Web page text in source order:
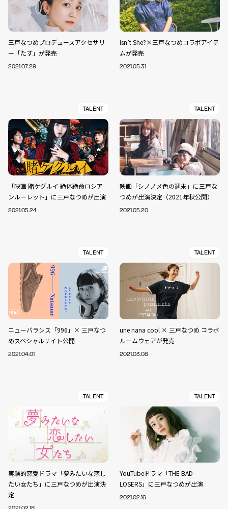
三戸なつめプロデュースアクセサリ
ー「たす」が発売
2021.07.29
Isn’t She?×三戸なつめコラボアイテ
ムが発売
2021.05.31
TALENT
「映画 賭ケグルイ 絶体絶命ロシア
ンルーレット」に三戸なつめが出演
2021.05.24
TALENT
映画「シノノメ色の週末」に三戸な
つめが出演決定（2021年秋公開）
2021.05.20
TALENT
ニューバランス「996」× 三戸なつ
めスペシャルサイト公開
2021.04.01
TALENT
une nana cool × 三戸なつめ コラボ
ルームウェアが発売
2021.03.08
TALENT
実験的恋愛ドラマ「夢みたいな恋し
たい女たち」に三戸なつめが出演決
定
TALENT
YouTubeドラマ「THE BAD
LOSERS」に三戸なつめが出演
2021.02.16